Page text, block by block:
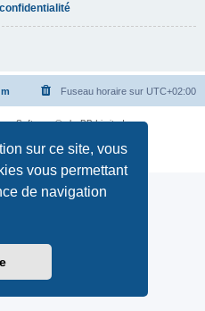
sur ce site, vous
vous permettant
de navigation
Fuseau horaire sur UTC+02:00
Software © phpBB Limited
| Conditions